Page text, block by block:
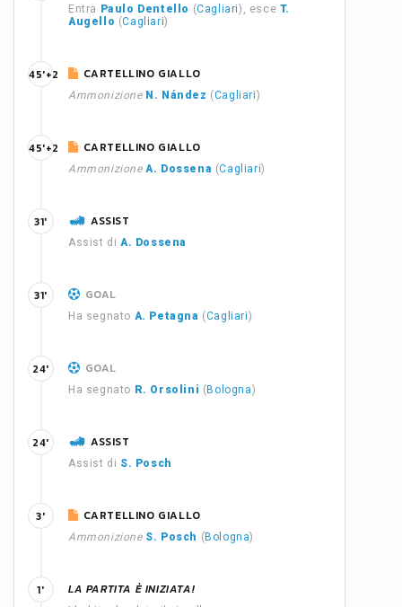
Entra Paulo Dentello (Cagliari), esce T.
Augello (Cagliari)
CARTELLINO GIALLO
Ammonizione N. Nández (Cagliari)
45'+2
CARTELLINO GIALLO
Ammonizione A. Dossena (Cagliari)
45'+2
ASSIST
Assist di A. Dossena
31'
GOAL
Ha segnato A. Petagna (Cagliari)
31'
GOAL
Ha segnato R. Orsolini ( Bologna)
24'
ASSIST
Assist di S. Posch
24'
CARTELLINO GIALLO
Ammonizione S. Posch ( Bologna)
3'
LA PARTITA È INIZIATA!
1'